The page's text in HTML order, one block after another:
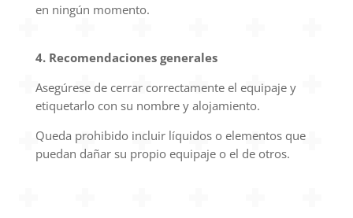
en ningún momento.
4. Recomendaciones generales
Asegúrese de cerrar correctamente el equipaje y
etiquetarlo con su nombre y alojamiento.
Queda prohibido incluir líquidos o elementos que
puedan dañar su propio equipaje o el de otros.